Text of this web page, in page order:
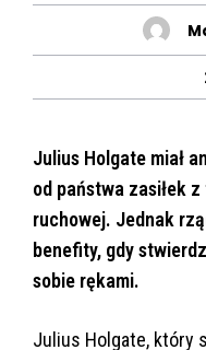
Julius Holgate miał
od państwa zasiłek
ruchowej. Jednak
benefity, gdy
sobie rękami.
Julius Holgate, który